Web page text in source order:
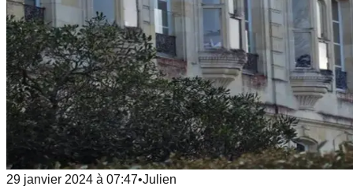
29 janvier 2024 à 07:47•Julien